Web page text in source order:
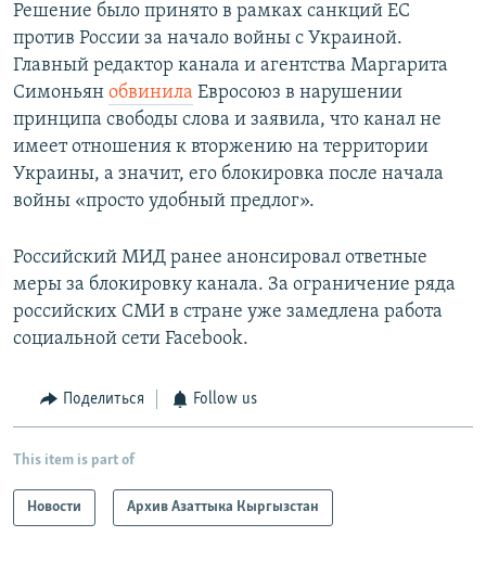
Решение было принято в рамках санкций ЕС
против России за начало войны с Украиной.
Главный редактор канала и агентства Маргарита
Симоньян обвинила Евросоюз в нарушении
принципа свободы слова и заявила, что канал не
имеет отношения к вторжению на территории
Украины, а значит, его блокировка после начала
войны «просто удобный предлог».
Российский МИД ранее анонсировал ответные
меры за блокировку канала. За ограничение ряда
российских СМИ в стране уже замедлена работа
социальной сети Facebook.
Поделиться Follow us
This item is part of
Новости Архив Азаттыка Кыргызстан